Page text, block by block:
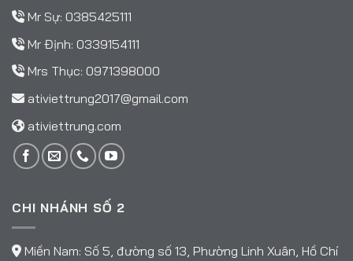
Mr Sự: 0385425111
Mr Định: 0339154111
Mrs Thục: 0971398000
ativiettrung2017@gmail.com
ativiettrung.com
CHI NHÁNH SỐ 2
Miền Nam: Số 5, đường số 13, Phường Linh Xuân, Hồ Chí